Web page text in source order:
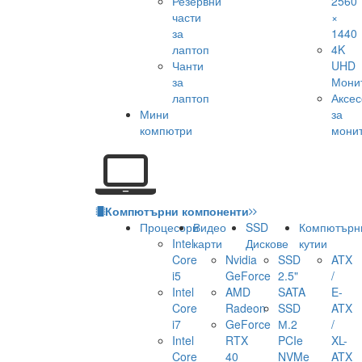
части
за
лаптоп
Чанти
за
лаптоп
Мини
компютри
×
1440
4K
UHD
за
Компютърни компоненти
Процесори
Intel
Core
i5
Intel
Core
i7
Intel
Core
Видео
карти
Nvidia
GeForce
AMD
Radeon
GeForce
RTX
40
SSD
Дискове
SSD
2.5"
SATA
SSD
М.2
PCIe
NVMe
кутии
ATX
/
E-
ATX
/
XL-
ATX